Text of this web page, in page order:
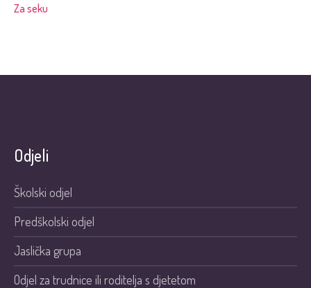
Za seku
Odjeli
Školski odjel
Predškolski odjel
Jaslička grupa
Odjel za trudnice ili roditelja s djetetom